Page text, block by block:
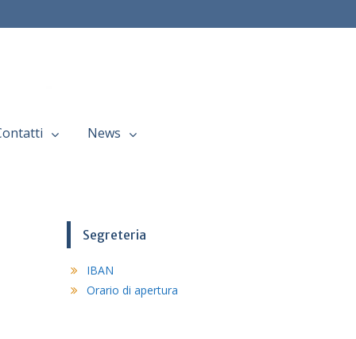
News
Segreteria
IBAN
Orario di apertura